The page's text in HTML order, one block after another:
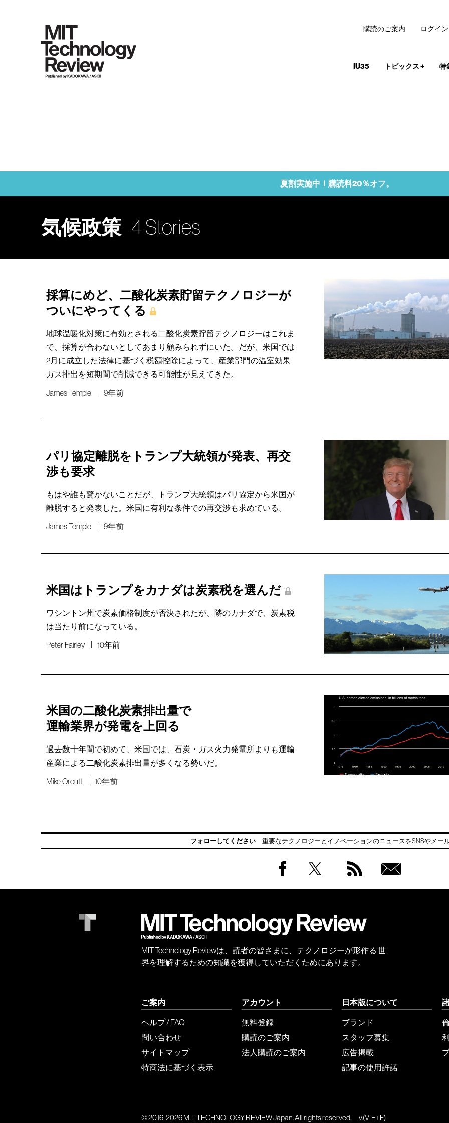
IU35 トピックス+ 特
購読のご案内 ログイン
夏割実施中！購読料20％オフ。
気候政策 4 Stories
採算にめど、二酸化炭素貯留テクノロジーが
ついにやってくる
地球温暖化対策に有効とされる二酸化炭素貯留テクノロジーはこれま
で、採算が合わないとしてあまり顧みられずにいた。だが、米国では
2月に成立した法律に基づく税額控除によって、産業部門の温室効果
ガス排出を短期間で削減できる可能性が見えてきた。
James Temple 9年前
パリ協定離脱をトランプ大統領が発表、再交
渉も要求
もはや誰も驚かないことだが、トランプ大統領はパリ協定から米国が
離脱すると発表した。米国に有利な条件での再交渉も求めている。
James Temple 9年前
米国はトランプをカナダは炭素税を選んだ
ワシントン州で炭素価格制度が否決されたが、隣のカナダで、炭素税
は当たり前になっている。
Peter Fairley 10年前
米国の二酸化炭素排出量で
運輸業界が発電を上回る
過去数十年間で初めて、米国では、石炭・ガス火力発電所よりも運輸
産業による二酸化炭素排出量が多くなる勢いだ。
Mike Orcutt 10年前
フォローしてください 重要なテクノロジーとイノベーションのニュースをSNSやメー
会員
MIT Technology Reviewは、読者の皆さまに、テクノロジーが形作る 世
界を理解するための知識を獲得していただくためにあります。
ご案内
ヘルプ / FAQ
問い合わせ
サイトマップ
特商法に基づく表示
アカウント
無料登録
購読のご案内
法人購読のご案内
日本版について
ブランド
スタッフ募集
広告掲載
記事の使用許諾
© 2016-2026 MIT TECHNOLOGY REVIEW Japan. All rights reserved. v.(V-E+F)